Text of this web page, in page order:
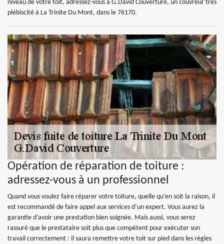
niveau de votre toit, adressez-vous à G.David Couverture, un couvreur très
plébiscité à La Trinite Du Mont, dans le 76170.
Opération de réparation de toiture :
adressez-vous à un professionnel
Quand vous voulez faire réparer votre toiture, quelle qu’en soit la raison, il
est recommandé de faire appel aux services d’un expert. Vous aurez la
garantie d’avoir une prestation bien soignée. Mais aussi, vous serez
rassuré que le prestataire soit plus que compétent pour exécuter son
travail correctement : il saura remettre votre toit sur pied dans les règles